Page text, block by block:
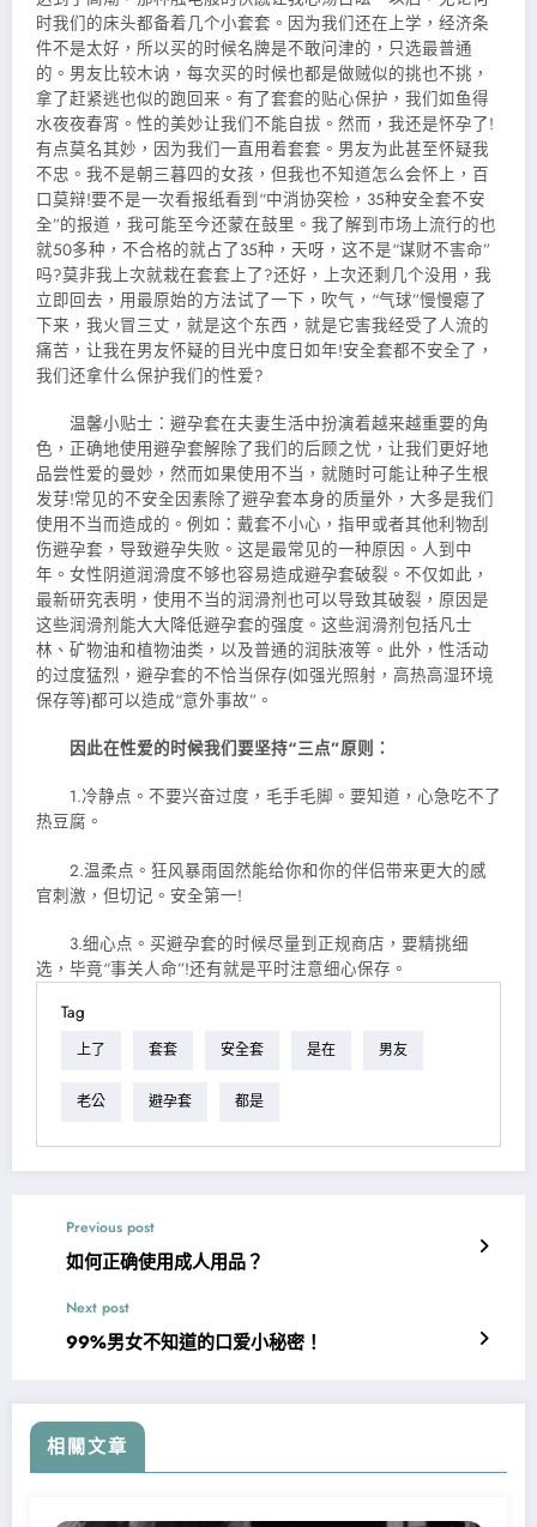
时我们的床头都备着几个小套套。因为我们还在上学，经济条
件不是太好，所以买的时候名牌是不敢问津的，只选最普通
的。男友比较木讷，每次买的时候也都是做贼似的挑也不挑，
拿了赶紧逃也似的跑回来。有了套套的贴心保护，我们如鱼得
水夜夜春宵。性的美妙让我们不能自拔。然而，我还是怀孕了!
有点莫名其妙，因为我们一直用着套套。男友为此甚至怀疑我
不忠。我不是朝三暮四的女孩，但我也不知道怎么会怀上，百
口莫辩!要不是一次看报纸看到“中消协突检，35种安全套不安
全”的报道，我可能至今还蒙在鼓里。我了解到市场上流行的也
就50多种，不合格的就占了35种，天呀，这不是“谋财不害命”
吗?莫非我上次就栽在套套上了?还好，上次还剩几个没用，我
立即回去，用最原始的方法试了一下，吹气，“气球”慢慢瘪了
下来，我火冒三丈，就是这个东西，就是它害我经受了人流的
痛苦，让我在男友怀疑的目光中度日如年!安全套都不安全了，
我们还拿什么保护我们的性爱?
温馨小贴士：避孕套在夫妻生活中扮演着越来越重要的角
色，正确地使用避孕套解除了我们的后顾之忧，让我们更好地
品尝性爱的曼妙，然而如果使用不当，就随时可能让种子生根
发芽!常见的不安全因素除了避孕套本身的质量外，大多是我们
使用不当而造成的。例如：戴套不小心，指甲或者其他利物刮
伤避孕套，导致避孕失败。这是最常见的一种原因。人到中
年。女性阴道润滑度不够也容易造成避孕套破裂。不仅如此，
最新研究表明，使用不当的润滑剂也可以导致其破裂，原因是
这些润滑剂能大大降低避孕套的强度。这些润滑剂包括凡士
林、矿物油和植物油类，以及普通的润肤液等。此外，性活动
的过度猛烈，避孕套的不恰当保存(如强光照射，高热高湿环境
保存等)都可以造成“意外事故”。
因此在性爱的时候我们要坚持“三点”原则：
1.冷静点。不要兴奋过度，毛手毛脚。要知道，心急吃不了
热豆腐。
2.温柔点。狂风暴雨固然能给你和你的伴侣带来更大的感
官刺激，但切记。安全第一!
3.细心点。买避孕套的时候尽量到正规商店，要精挑细
选，毕竟“事关人命”!还有就是平时注意细心保存。
Tag
上了 套套 安全套 是在 男友
老公 避孕套 都是
Previous post
如何正确使用成人用品？
Next post
99%男女不知道的口爱小秘密！
相關文章